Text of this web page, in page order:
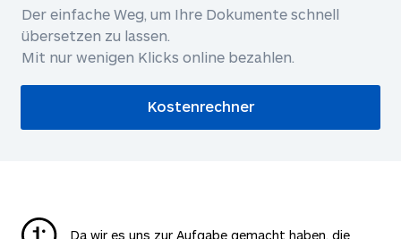
Der einfache Weg, um Ihre Dokumente schnell
übersetzen zu lassen.
Mit nur wenigen Klicks online bezahlen.
Kostenrechner
Da wir es uns zur Aufgabe gemacht haben, die